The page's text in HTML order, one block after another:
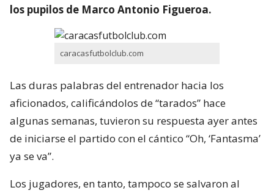
los pupilos de Marco Antonio Figueroa.
caracasfutbolclub.com
Las duras palabras del entrenador hacia los
aficionados, calificándolos de “tarados” hace
algunas semanas, tuvieron su respuesta ayer antes
de iniciarse el partido con el cántico “Oh, ‘Fantasma’
ya se va”.
Los jugadores, en tanto, tampoco se salvaron al